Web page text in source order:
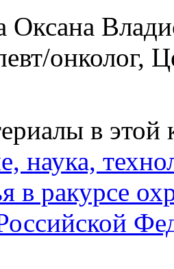
Оксана
в этой
наука,
в ракурсе